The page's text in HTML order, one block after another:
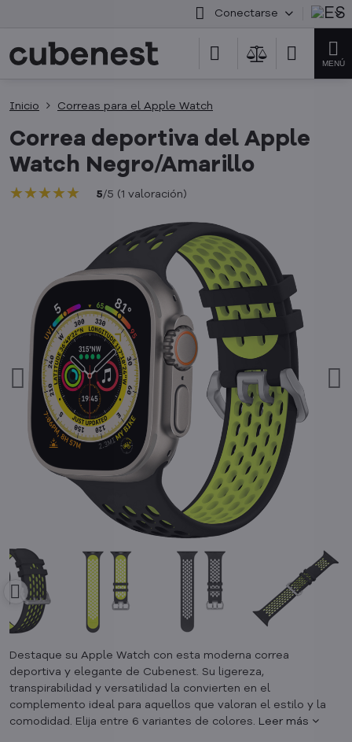
Conectarse
Inicio Correas para el Apple Watch
Correa deportiva del Apple
Watch Negro/Amarillo
★★★★★
★★★★★
★★★★★ 5/5 (1 valoración)
Destaque su Apple Watch con esta moderna correa
deportiva y elegante de Cubenest. Su ligereza,
transpirabilidad y versatilidad la convierten en el
complemento ideal para aquellos que valoran el estilo y la
comodidad. Elija entre 6 variantes de colores. Leer más